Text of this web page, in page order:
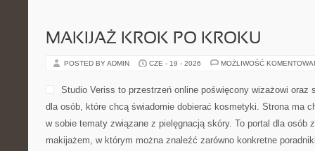
MAKIJAŻ KROK PO KROKU
POSTED BY ADMIN CZE - 19 - 2026 MOŻLIWOŚĆ
Studio Veriss to przestrzeń online poświęcony wizażowi oraz
dla osób, które chcą świadomie dobierać kosmetyki. Strona ma
w sobie tematy związane z pielęgnacją skóry. To portal dla osób
makijażem, w którym można znaleźć zarówno konkretne